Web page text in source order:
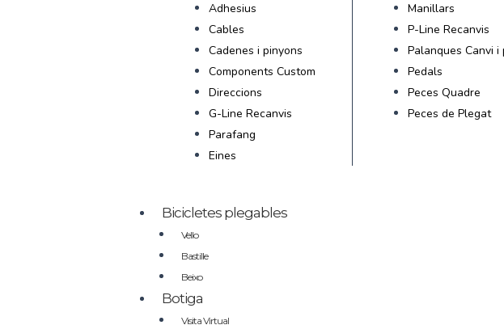
Adhesius
Cables
Cadenes i pinyons
Components Custom
Direccions
G-Line Recanvis
Parafang
Eines
Manillars
P-Line Recanvis
Palanques Canvi i
Pedals
Peces Quadre
Peces de Plegat
Bicicletes plegables
Vello
Bastille
Beixo
Botiga
Visita Virtual